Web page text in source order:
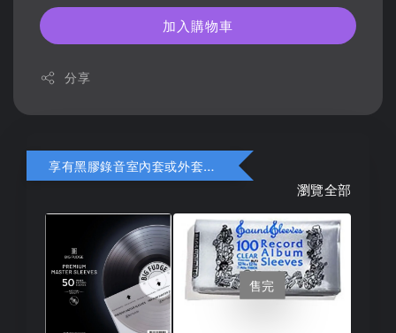
加入購物車
分享
享有黑膠錄音室內套或外套折扣
瀏覽全部
售完